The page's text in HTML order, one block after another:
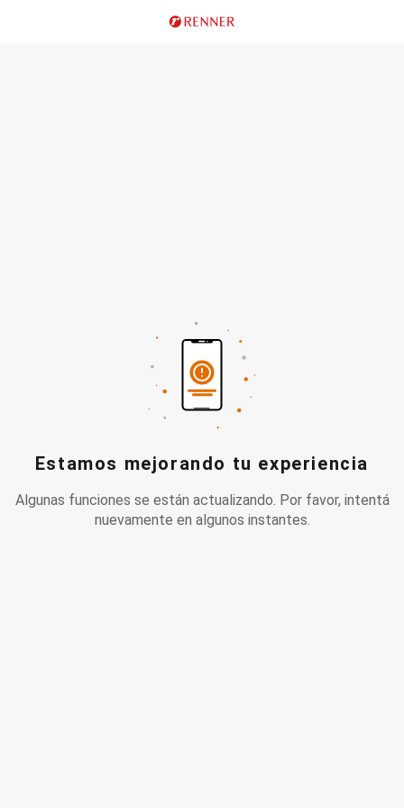
Estamos mejorando tu experiencia
Algunas funciones se están actualizando. Por favor, intentá
nuevamente en algunos instantes.